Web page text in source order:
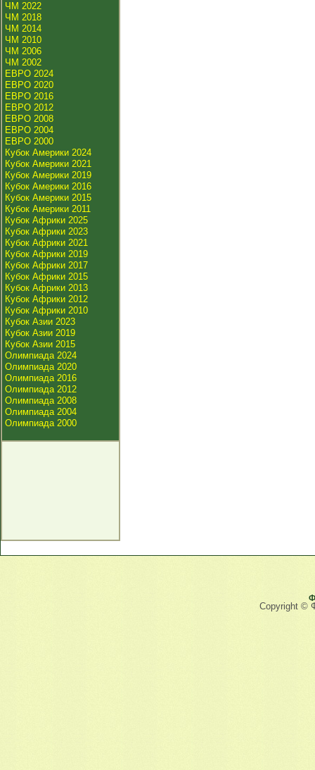
ЧМ 2022
ЧМ 2018
ЧМ 2014
ЧМ 2010
ЧМ 2006
ЧМ 2002
ЕВРО 2024
ЕВРО 2020
ЕВРО 2016
ЕВРО 2012
ЕВРО 2008
ЕВРО 2004
ЕВРО 2000
Кубок Америки 2024
Кубок Америки 2021
Кубок Америки 2019
Кубок Америки 2016
Кубок Америки 2015
Кубок Америки 2011
Кубок Африки 2025
Кубок Африки 2023
Кубок Африки 2021
Кубок Африки 2019
Кубок Африки 2017
Кубок Африки 2015
Кубок Африки 2013
Кубок Африки 2012
Кубок Африки 2010
Кубок Азии 2023
Кубок Азии 2019
Кубок Азии 2015
Олимпиада 2024
Олимпиада 2020
Олимпиада 2016
Олимпиада 2012
Олимпиада 2008
Олимпиада 2004
Олимпиада 2000
Copyright ©